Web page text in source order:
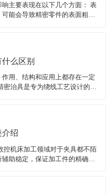
主要表现在以下几个方面： 表
能会导致精密零件的表面粗糙
受损，甚至可能使其无法
么区别
用、结构和应用上都存在一定
治具是专为绕线工艺设计的工
具、夹具、模具、量具
绍
控机床加工领域对于夹具都不陌
助稳定，保证加工件的精确
用有哪些 1、能稳定